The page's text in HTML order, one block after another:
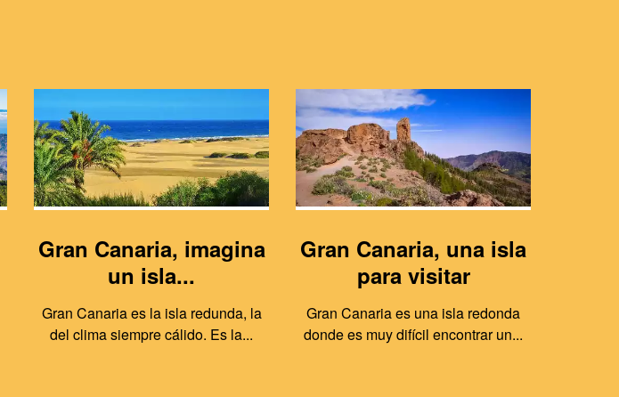
Gran Canaria, imagina
un isla...
Gran Canaria es la isla redunda, la
del clima siempre cálido. Es la...
Gran Canaria, una isla
para visitar
Gran Canaria es una isla redonda
donde es muy difícil encontrar un...